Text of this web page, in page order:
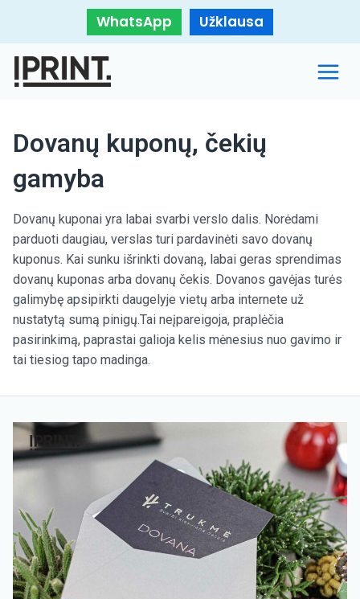
WhatsApp Užklausa
Dovanų kuponų, čekių
gamyba
Dovanų kuponai yra labai svarbi verslo dalis. Norėdami
parduoti daugiau, verslas turi pardavinėti savo dovanų
kuponus. Kai sunku išrinkti dovaną, labai geras sprendimas
dovanų kuponas arba dovanų čekis. Dovanos gavėjas turės
galimybę apsipirkti daugelyje vietų arba internete už
nustatytą sumą pinigų.Tai neįpareigoja, praplėčia
pasirinkimą, paprastai galioja kelis mėnesius nuo gavimo ir
tai tiesiog tapo madinga.